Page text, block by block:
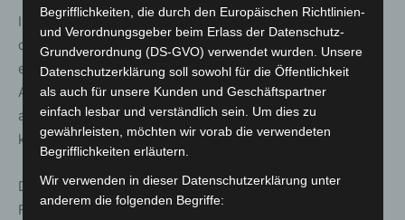
In der Übersicht sind ausschließlich Fälle aufgelistet, die
dem Niedersächsischen Landesgesundheitsamt
elektronisch bis 9 Uhr mitgeteilt wurden. Es kann zu
Abweichungen zwischen der NLGA-Tabelle und Angaben
anderer Stellen, etwa der betroffenen Kommunen,
kommen.
Die gegenüber dem vorherigen Tag neu ausgewiesenen
Fälle sind nicht zwingend erst seit der gestrigen
Begrifflichkeiten, die durch den Europäischen Richtlinien-
und Verordnungsgeber beim Erlass der Datenschutz-
Grundverordnung (DS-GVO) verwendet wurden. Unsere
Datenschutzerklärung soll sowohl für die Öffentlichkeit
als auch für unsere Kunden und Geschäftspartner
einfach lesbar und verständlich sein. Um dies zu
gewährleisten, möchten wir vorab die verwendeten
Begrifflichkeiten erläutern.
Wir verwenden in dieser Datenschutzerklärung unter
anderem die folgenden Begriffe: